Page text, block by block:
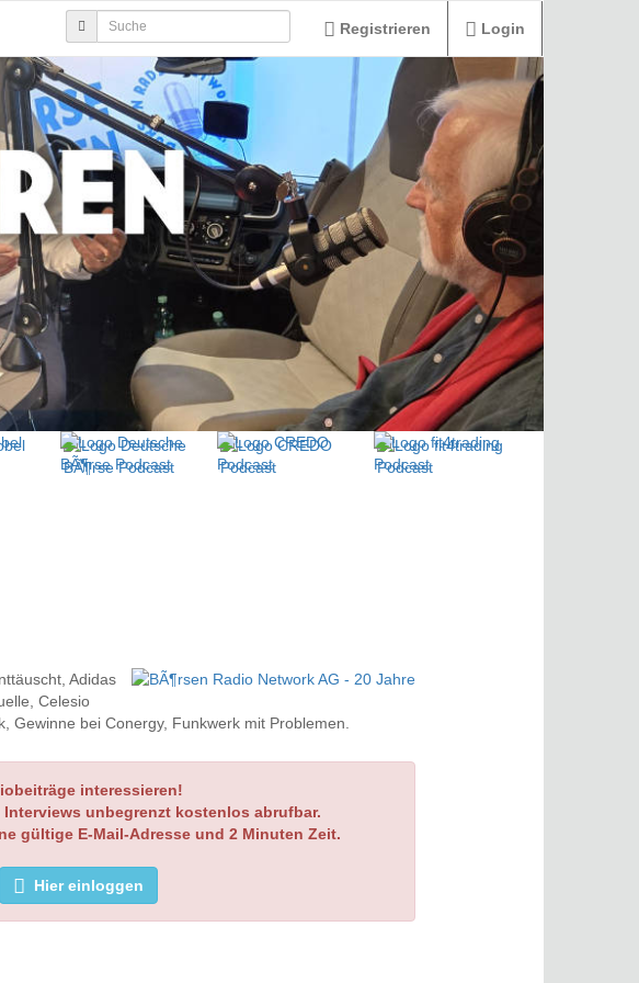
Registrieren Login
Adidas
Celesio
Gewinne bei Conergy, Funkwerk mit Problemen.
interessieren!
unbegrenzt kostenlos abrufbar.
gültige E-Mail-Adresse und 2 Minuten Zeit.
Hier einloggen